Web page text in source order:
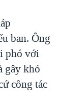
ban. Ông
phó với
gây khó
công tác